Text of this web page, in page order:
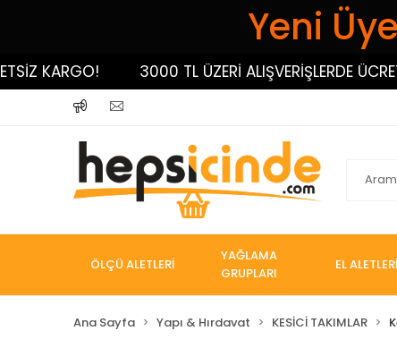
Yeni
KARGO! 3000 TL ÜZERİ ALIŞVERİŞLERDE
ÖLÇÜ ALETLERİ
YAĞLAMA
GRUPLARI
EL ALETLERİ
Ana Sayfa Yapı & Hırdavat KESİCİ TAKIMLAR